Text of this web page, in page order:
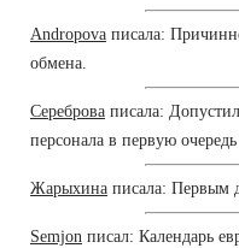
Andropova писала:
обмена.
Сереброва писала:
персонала в первую
Жарыхина писала: Первым
Semjon писал: Календарь